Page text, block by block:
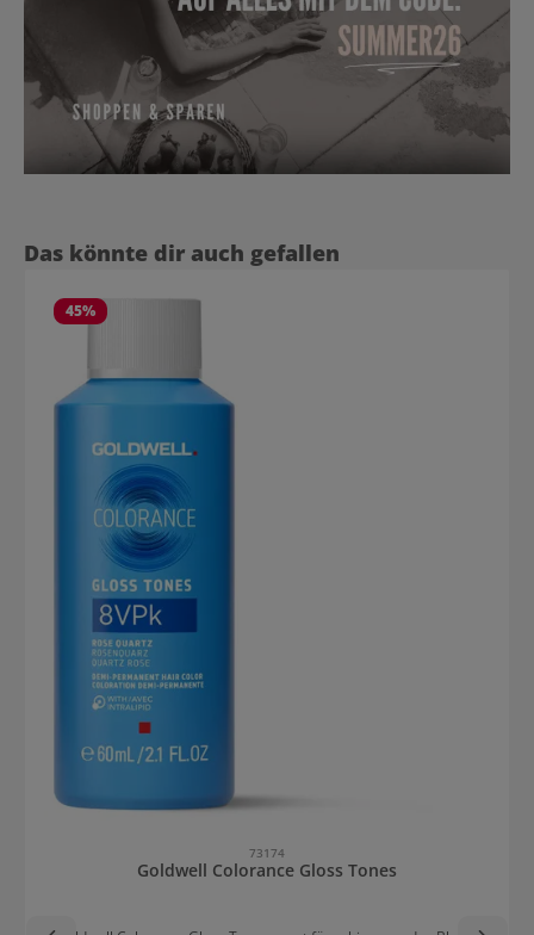
Produktgalerie überspringen
Das könnte dir auch gefallen
45%
73174
Goldwell Colorance Gloss Tones